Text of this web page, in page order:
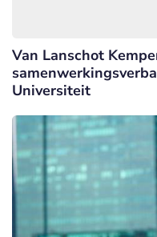
Van Lanschot
Universiteit